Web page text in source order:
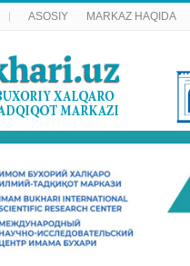
ASOSIY MARKAZ HAQIDA